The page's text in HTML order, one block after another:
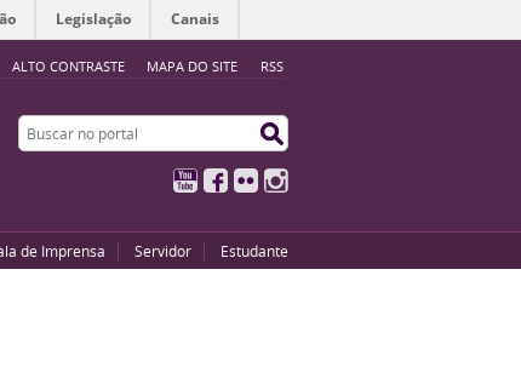
ALTO CONTRASTE MAPA DO SITE RSS
Legislação Canais
Buscar no portal
YouTubeFacebook
Flickr
de Imprensa Servidor Estudante